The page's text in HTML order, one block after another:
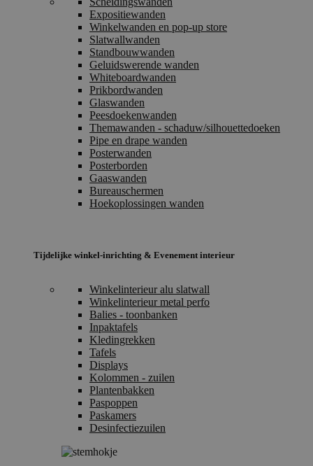
Expositiewanden
Winkelwanden en pop-up store
Slatwallwanden
Standbouwwanden
Geluidswerende wanden
Whiteboardwanden
Prikbordwanden
Glaswanden
Peesdoekenwanden
Themawanden - schaduw/silhouettedoeken
Pipe en drape wanden
Posterwanden
Posterborden
Gaaswanden
Bureauschermen
Hoekoplossingen wanden
Tijdelijke winkel-inrichting & Evenement interieur
Winkelinterieur alu slatwall
Winkelinterieur metal perfo
Balies - toonbanken
Inpaktafels
Kledingrekken
Tafels
Displays
Kolommen - zuilen
Plantenbakken
Paspoppen
Paskamers
Desinfectiezuilen